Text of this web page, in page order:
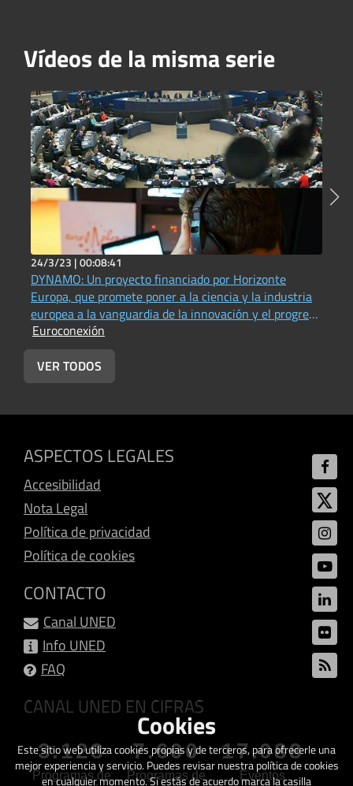
Vídeos de la misma serie
24/3/23 |00:08:41
DYNAMO: Un proyecto financiado por Horizonte
Europa, que promete poner a la ciencia y la industria
europea a la vanguardia de la innovación y el progreso
en materia de acústica física, fotónica e imágenes
(Universitat Jaume I - Vox UJI Radio))
Euroconexión
VER TODOS
ASPECTOS LEGALES
Accesibilidad
Nota Legal
Política de privacidad
Política de cookies
CONTACTO
Canal UNED
Info UNED
FAQ
CANAL UNED EN CIFRAS
3.128
Programas de
7.600
Programas de
17.088
Eventos
Cookies
Este sitio web utiliza cookies propias y de terceros, para ofrecerle una
mejor experiencia y servicio. Puedes revisar nuestra política de cookies
en cualquier momento. Si estás de acuerdo marca la casilla